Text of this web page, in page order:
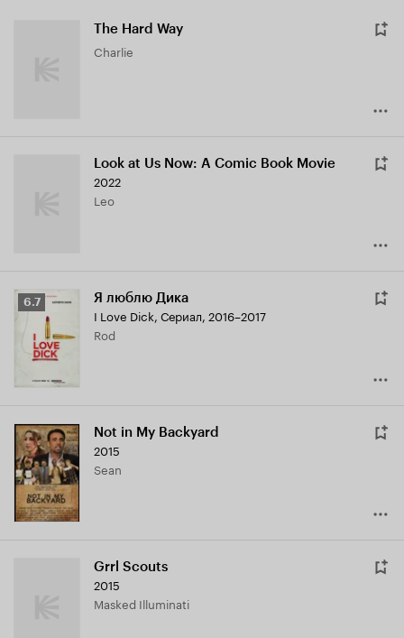
The Hard Way
Charlie
Look at Us Now: A Comic Book Movie
2022
Leo
Рейтинг
Кинопоиска
6.7
6.7 Я люблю Дика
I Love Dick, Сериал, 2016–2017
Rod
Not in My Backyard
2015
Sean
Grrl Scouts
2015
Masked Illuminati